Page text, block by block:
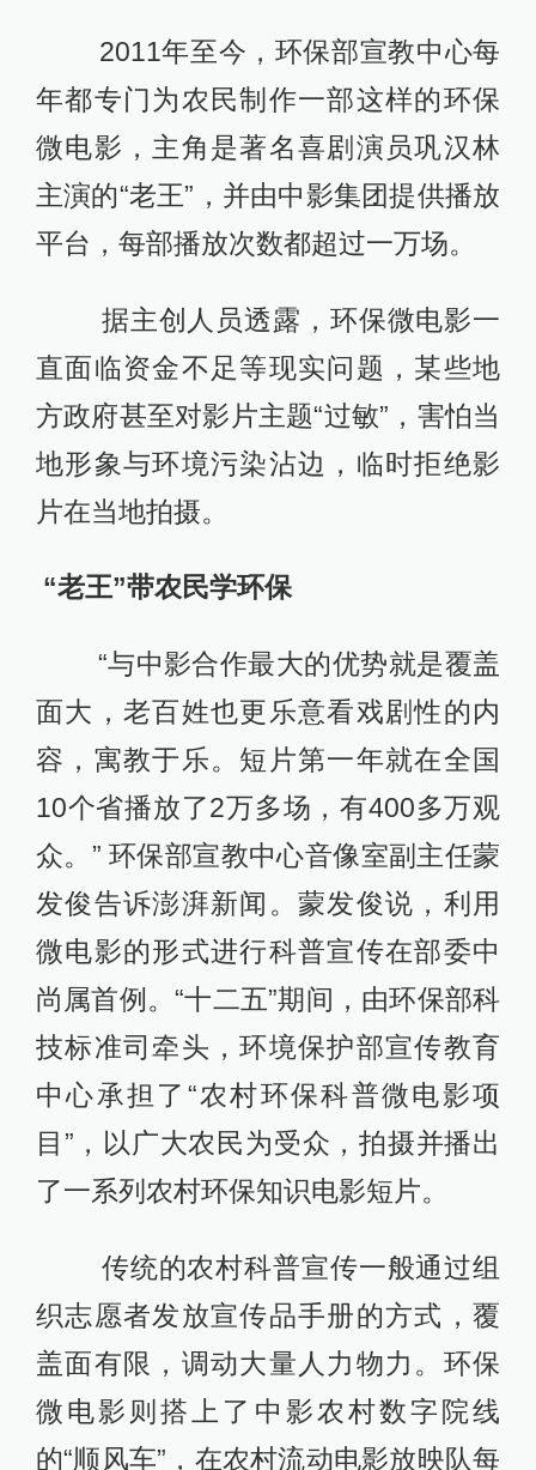
2011年至今，环保部宣教中心每
年都专门为农民制作一部这样的环保
微电影，主角是著名喜剧演员巩汉林
主演的“老王”，并由中影集团提供播放
平台，每部播放次数都超过一万场。
据主创人员透露，环保微电影一
直面临资金不足等现实问题，某些地
方政府甚至对影片主题“过敏”，害怕当
地形象与环境污染沾边，临时拒绝影
片在当地拍摄。
“老王”带农民学环保
“与中影合作最大的优势就是覆盖
面大，老百姓也更乐意看戏剧性的内
容，寓教于乐。短片第一年就在全国
10个省播放了2万多场，有400多万观
众。” 环保部宣教中心音像室副主任蒙
发俊告诉澎湃新闻。蒙发俊说，利用
微电影的形式进行科普宣传在部委中
尚属首例。“十二五”期间，由环保部科
技标准司牵头，环境保护部宣传教育
中心承担了“农村环保科普微电影项
目”，以广大农民为受众，拍摄并播出
了一系列农村环保知识电影短片。
传统的农村科普宣传一般通过组
织志愿者发放宣传品手册的方式，覆
盖面有限，调动大量人力物力。环保
微电影则搭上了中影农村数字院线
的“顺风车”，在农村流动电影放映队每